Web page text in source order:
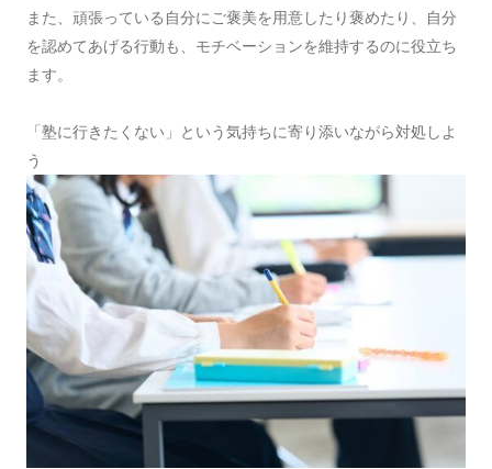
また、頑張っている自分にご褒美を用意したり褒めたり、自分
を認めてあげる行動も、モチベーションを維持するのに役立ち
ます。
「塾に行きたくない」という気持ちに寄り添いながら対処しよ
う